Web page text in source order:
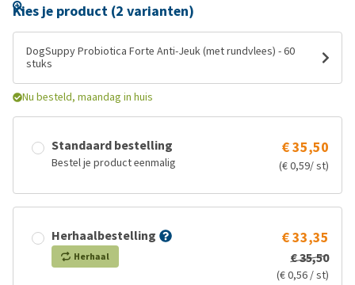
Kies je product (2 varianten)
DogSuppy Probiotica Forte Anti-Jeuk (met rundvlees) - 60
stuks
Nu besteld, maandag in huis
Standaard bestelling
Bestel je product eenmalig
€ 35,50
(€ 0,59/ st)
Herhaalbestelling
Herhaal
€ 33,35
€ 35,50
(€ 0,56 / st)